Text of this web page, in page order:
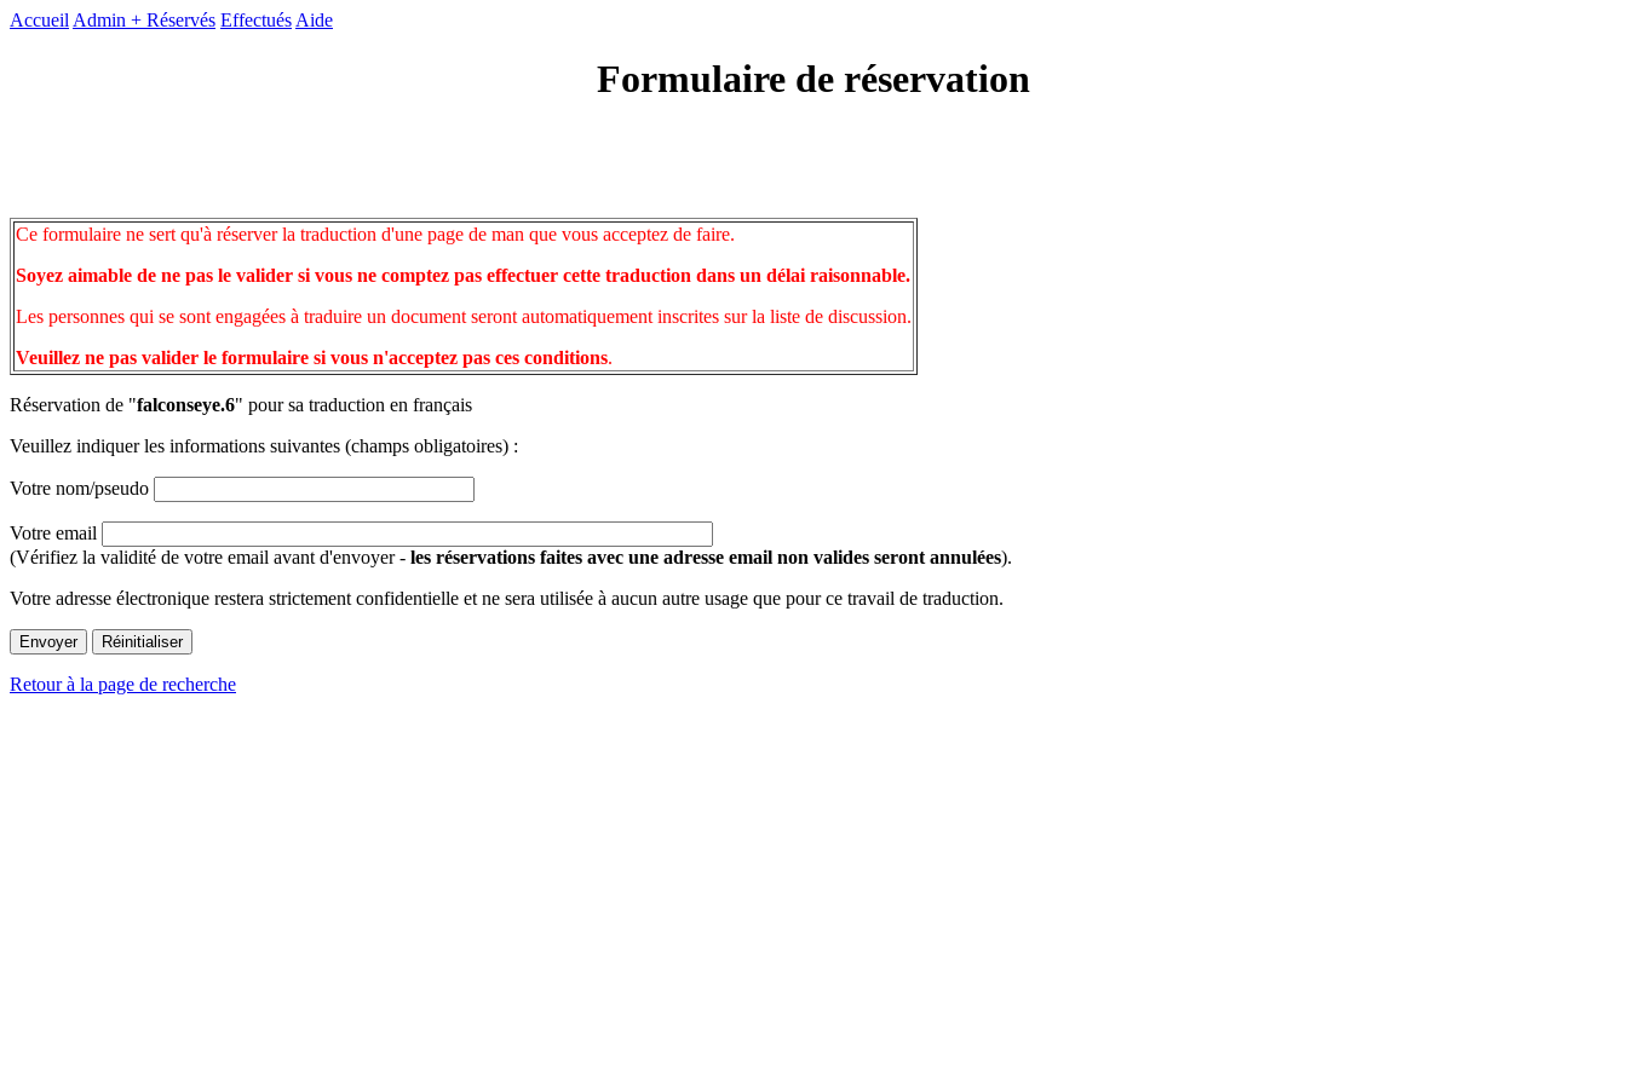
Accueil Admin + Réservés Effectués Aide
Formulaire de réservation
Ce formulaire ne sert qu'à réserver la traduction d'une page de man que vous acceptez de faire.
Soyez aimable de ne pas le valider si vous ne comptez pas effectuer cette traduction dans un délai raisonnable.
Les personnes qui se sont engagées à traduire un document seront automatiquement inscrites sur la liste de discussion.
Veuillez ne pas valider le formulaire si vous n'acceptez pas ces conditions.
Réservation de "falconseye.6" pour sa traduction en français
Veuillez indiquer les informations suivantes (champs obligatoires) :
Votre nom/pseudo
Votre email
(Vérifiez la validité de votre email avant d'envoyer - les réservations faites avec une adresse email non valides seront annulées).
Votre adresse électronique restera strictement confidentielle et ne sera utilisée à aucun autre usage que pour ce travail de traduction.
Retour à la page de recherche